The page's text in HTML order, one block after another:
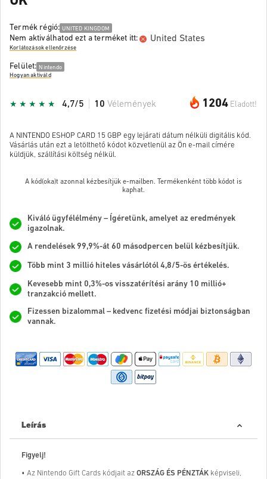
Termék régió: UNITED KINGDOM
Nem aktiválhatod ezt a terméket itt: United States
Korlátozások ellenőrzése
Felület: Nintendo
Hogyan aktiváld
1204 Eladott!
4,7/5 10 Vélemények
A NINTENDO ESHOP CARD 15 GBP egy lejárati dátum nélküli digitális kód.
Vásárlás után ezt a letölthető kódot közvetlenül az Ön e-mail címére
küldjük, szállítási költség nélkül.
A kód(oka)t azonnal kézbesítjük e-mailben. Termékenként több kódot is
kaphat.
Kiváló ügyfélélmény – Ígéretünk, amelyet az eredmények
igazolnak.
A rendelések 99,9%-át 60 másodpercen belül kézbesítjük.
Több mint 3 millió hiteles vásárlótól 4,8/5-ös értékelés.
Kevesebb mint 0,3%-os visszatérítési arány 10 millió+
tranzakció mellett.
Fizessen bizalommal – kedvenc fizetési módjai biztonságban
vannak.
Leírás
Figyelj!
• Az Nintendo Gift Cards kódjait az ORSZÁG ÉS PÉNZTÁK képviseli,